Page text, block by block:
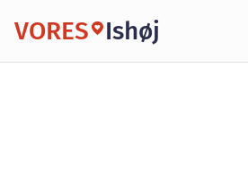
VORES Ishøj